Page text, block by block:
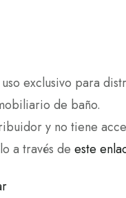
exclusivo para
de baño.
y no tiene
a través de este